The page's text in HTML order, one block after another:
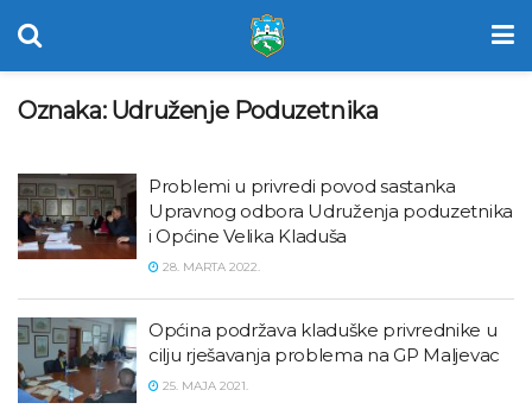
Oznaka: Udruženje Poduzetnika
Problemi u privredi povod sastanka
Upravnog odbora Udruženja poduzetnika
i Općine Velika Kladuša
28. MARTA 2022.
Općina podržava kladuške privrednike u
cilju rješavanja problema na GP Maljevac
25. MAJA 2021.